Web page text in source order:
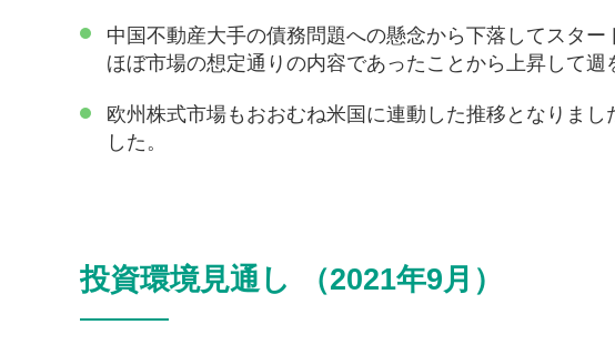
中国不動産大手の債務問題への懸念から下落してスタ
ほぼ市場の想定通りの内容であったことから上昇して週
欧州株式市場もおおむね米国に連動した推移となりま
した。
投資環境見通し （2021年9月）